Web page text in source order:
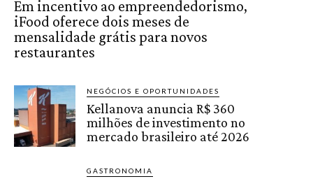
Em incentivo ao empreendedorismo,
iFood oferece dois meses de
mensalidade grátis para novos
restaurantes
NEGÓCIOS E OPORTUNIDADES
Kellanova anuncia R$ 360
milhões de investimento no
mercado brasileiro até 2026
GASTRONOMIA